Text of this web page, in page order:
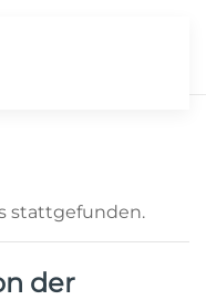
stattgefunden.
der